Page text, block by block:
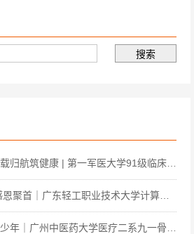
| 第一军医大学91级临床·中医·医工本科毕业三十周年聚会
轻工职业技术大学计算机软件031班毕业二十周年聚会
州中医药大学医疗二系九一骨伤毕业三十周年聚会